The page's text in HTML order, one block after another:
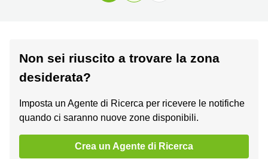
Non sei riuscito a trovare la zona
desiderata?
Imposta un Agente di Ricerca per ricevere le notifiche
quando ci saranno nuove zone disponibili.
Crea un Agente di Ricerca